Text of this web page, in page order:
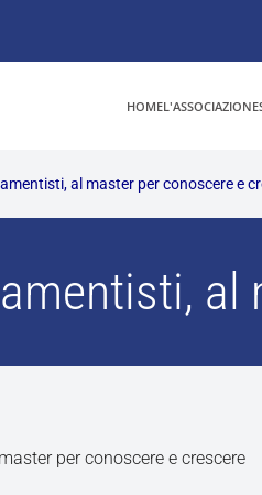
HOMEL'ASSOCIAZIONE
al master per conoscere e
al